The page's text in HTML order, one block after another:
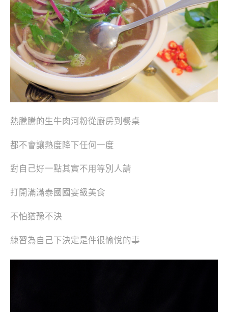
熱騰騰的生牛肉河粉從廚房到餐桌
都不會讓熱度降下任何一度
對自己好一點其實不用等別人請
打開滿滿泰國國宴級美食
不怕猶豫不決
練習為自己下決定是件很愉悅的事